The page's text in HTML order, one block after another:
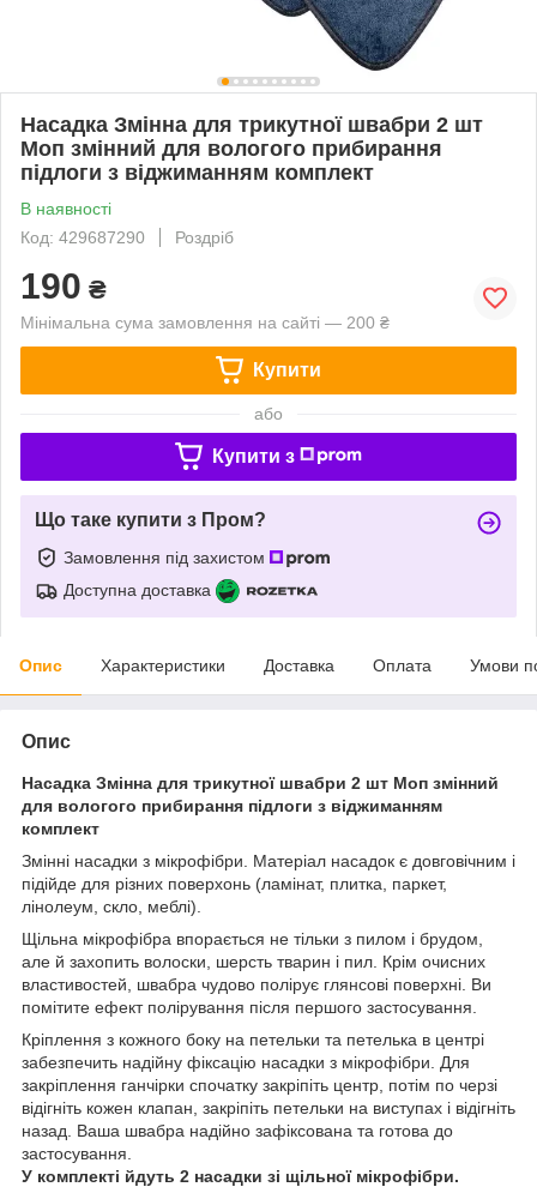
Насадка Змінна для трикутної швабри 2 шт
Моп змінний для вологого прибирання
підлоги з віджиманням комплект
В наявності
Код: 429687290
Роздріб
190 ₴
Мінімальна сума замовлення на сайті — 200 ₴
Купити
або
Купити з
Що таке купити з Пром?
Замовлення під захистом
Доступна доставка
Опис Характеристики Доставка Оплата Умови
Опис
Насадка Змінна для трикутної швабри 2 шт Моп змінний
для вологого прибирання підлоги з віджиманням
комплект
Змінні насадки з мікрофібри. Матеріал насадок є довговічним і
підійде для різних поверхонь (ламінат, плитка, паркет,
лінолеум, скло, меблі).
Щільна мікрофібра впорається не тільки з пилом і брудом,
але й захопить волоски, шерсть тварин і пил. Крім очисних
властивостей, швабра чудово полірує глянсові поверхні. Ви
помітите ефект полірування після першого застосування.
Кріплення з кожного боку на петельки та петелька в центрі
забезпечить надійну фіксацію насадки з мікрофібри. Для
закріплення ганчірки спочатку закріпіть центр, потім по черзі
відігніть кожен клапан, закріпіть петельки на виступах і відігніть
назад. Ваша швабра надійно зафіксована та готова до
застосування.
У комплекті йдуть 2 насадки зі щільної мікрофібри.